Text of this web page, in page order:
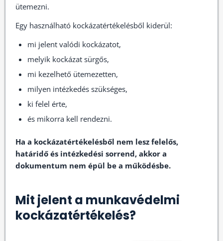
ütemezni.
Egy használható kockázatértékelésből kiderül:
mi jelent valódi kockázatot,
melyik kockázat sürgős,
mi kezelhető ütemezetten,
milyen intézkedés szükséges,
ki felel érte,
és mikorra kell rendezni.
Ha a kockázatértékelésből nem lesz felelős,
határidő és intézkedési sorrend, akkor a
dokumentum nem épül be a működésbe.
Mit jelent a munkavédelmi
kockázatértékelés?